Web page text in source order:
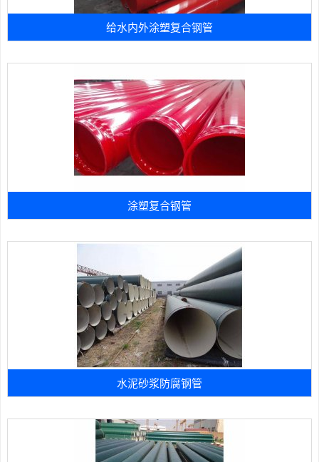
给水内外涂塑复合钢管
涂塑复合钢管
水泥砂浆防腐钢管